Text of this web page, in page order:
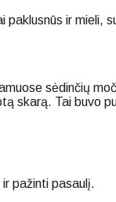
ir mieli,
sėdinčių
skarą. Tai buvo
pažinti pasaulį.